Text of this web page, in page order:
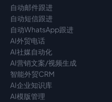
自动邮件跟进
自动短信跟进
自动WhatsApp跟进
AI外贸电话
AI社媒自动化
AI营销文案/视频生成
智能外贸CRM
AI企业知识库
AI模版管理